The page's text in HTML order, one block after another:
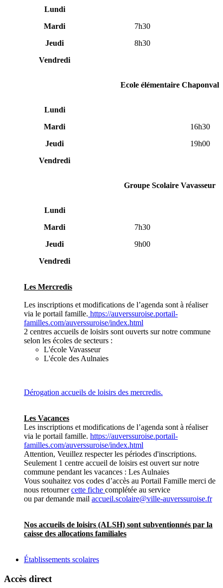
Lundi
Mardi
Jeudi
Vendredi
7h30
8h30
Ecole élémentaire Chaponval
Lundi
Mardi
Jeudi
Vendredi
16h30
19h00
Groupe Scolaire Vavasseur
Lundi
Mardi
Jeudi
Vendredi
7h30
9h00
Les Mercredis
Les inscriptions et modifications de l’agenda sont à réaliser
via le portail famille. https://auverssuroise.portail-
familles.com/auverssuroise/index.html
2 centres accueils de loisirs sont ouverts sur notre commune
selon les écoles de secteurs :
L'école Vavasseur
L'école des Aulnaies
Dérogation accueils de loisirs des mercredis.
Les Vacances
Les inscriptions et modifications de l’agenda sont à réaliser
via le portail famille. https://auverssuroise.portail-
familles.com/auverssuroise/index.html
Attention, Veuillez respecter les périodes d'inscriptions.
Seulement 1 centre accueil de loisirs est ouvert sur notre
commune pendant les vacances : Les Aulnaies
Vous souhaitez vos codes d’accès au Portail Famille merci de
nous retournercette fiche complétée au service
ou par demande mail accueil.scolaire@ville-auverssuroise.fr
Nos accueils de loisirs (ALSH) sont subventionnés par la
caisse des allocations familiales
Établissements scolaires
Accès direct